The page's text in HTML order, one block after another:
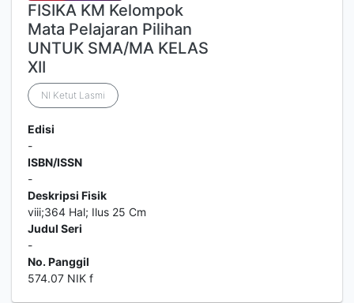
FISIKA KM Kelompok
Mata Pelajaran Pilihan
UNTUK SMA/MA KELAS
XII
NI Ketut Lasmi
Edisi
-
ISBN/ISSN
-
Deskripsi Fisik
viii;364 Hal; Ilus 25 Cm
Judul Seri
-
No. Panggil
574.07 NIK f